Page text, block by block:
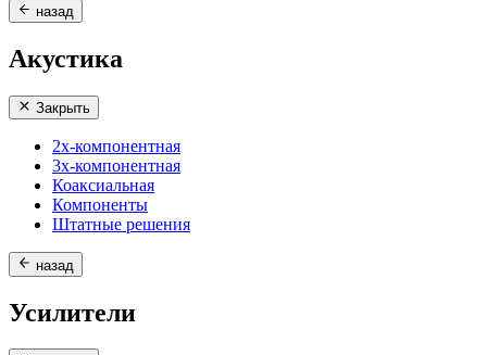
назад
Акустика
Закрыть
2х-компонентная
3х-компонентная
Коаксиальная
Компоненты
Штатные решения
назад
Усилители